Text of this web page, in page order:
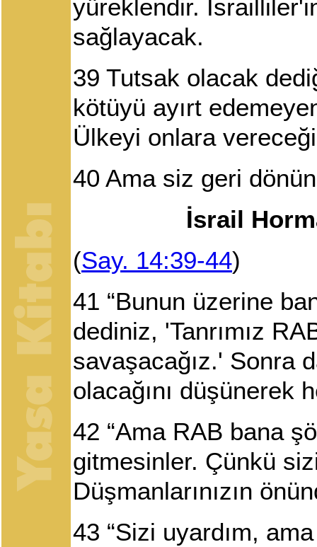
yüreklendir.
sağlayacak.
39 Tutsak olacak
kötüyü ayırt
Ülkeyi onlara
40 Ama siz geri
İsrail
(Say. 14:39-44)
41 “Bunun üzerine
dediniz, 'Tanrımız
savaşacağız.' Sonra
olacağını düşünerek
42 “Ama RAB bana
gitmesinler. Çünkü
Düşmanlarınızın
43 “Sizi uyardım,